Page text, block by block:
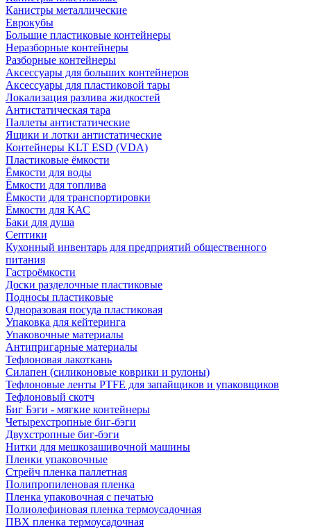
Канистры металлические
Еврокубы
Большие пластиковые контейнеры
Неразборные контейнеры
Разборные контейнеры
Аксессуары для больших контейнеров
Аксессуары для пластиковой тары
Локализация разлива жидкостей
Антистатическая тара
Паллеты антистатические
Ящики и лотки антистатические
Контейнеры KLT ESD (VDA)
Пластиковые ёмкости
Ёмкости для воды
Ёмкости для топлива
Ёмкости для транспортировки
Ёмкости для КАС
Баки для душа
Септики
Кухонный инвентарь для предприятий общественного
питания
Гастроёмкости
Доски разделочные пластиковые
Подносы пластиковые
Одноразовая посуда пластиковая
Упаковка для кейтеринга
Упаковочные материалы
Антипригарные материалы
Тефлоновая лакоткань
Силапен (силиконовые коврики и рулоны)
Тефлоновые ленты PTFE для запайщиков и упаковщиков
Тефлоновый скотч
Биг Бэги - мягкие контейнеры
Четырехстропные биг-бэги
Двухстропные биг-бэги
Нитки для мешкозашивочной машины
Пленки упаковочные
Стрейч пленка паллетная
Полипропиленовая пленка
Пленка упаковочная с печатью
Полиолефиновая пленка термоусадочная
ПВХ пленка термоусадочная